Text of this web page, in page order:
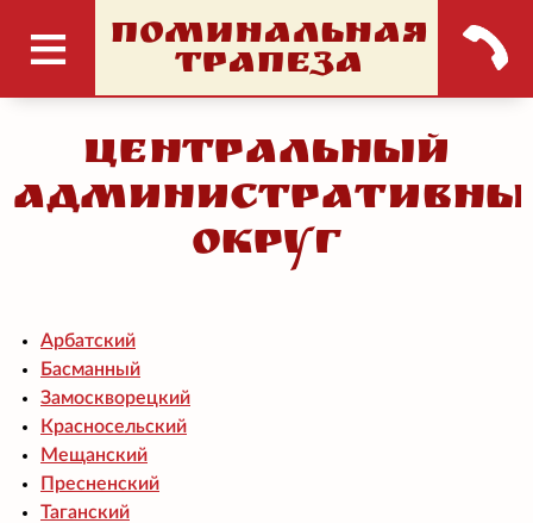
ПОМИНАЛЬНАЯ
ТРАПЕЗА
Центральный
округ
Арбатский
Басманный
Замоскворецкий
Красносельский
Мещанский
Пресненский
Таганский